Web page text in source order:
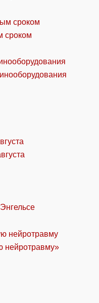
сроком
нейротравму»